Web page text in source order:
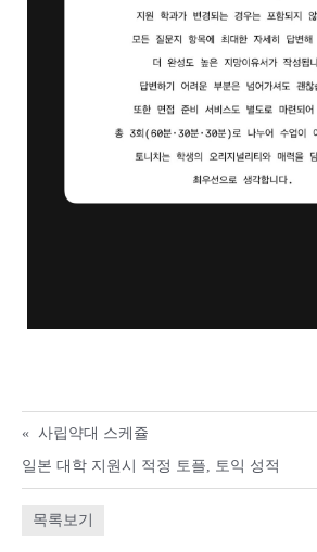
« 사립약대 스케쥴
일본 대학 지원시 적정 토플, 토익 성적
목록보기